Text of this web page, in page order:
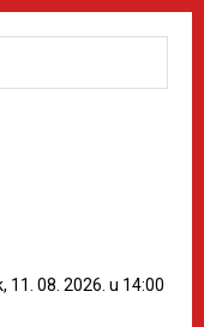
11. 08. 2026. u 14:00